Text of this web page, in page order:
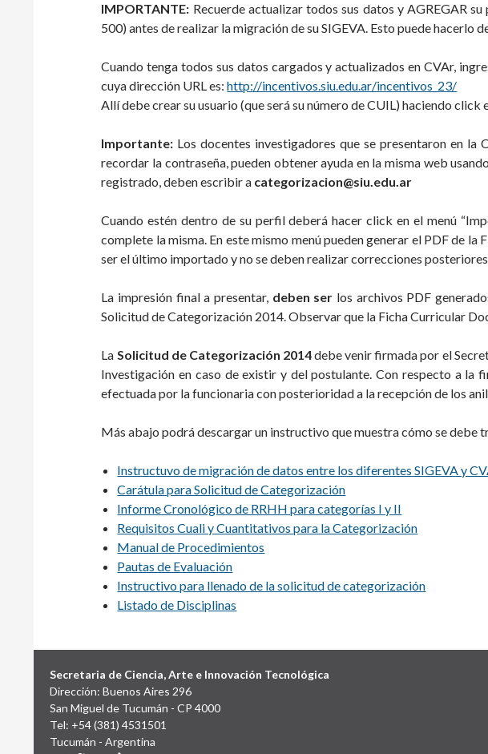
IMPORTANTE: Recuerde actualizar todos sus datos y AGREGAR
500) antes de realizar la migración de su SIGEVA. Esto puede
Cuando tenga todos sus datos cargados y actualizados en CVAr,
cuya dirección URL es:http://incentivos.siu.edu.ar/incentivos_23/
Allí debe crear su usuario (que será su número de CUIL) haciendo
Importante: Los docentes investigadores que se presentaron en
recordar la contraseña, pueden obtener ayuda en la misma web
registrado, deben escribir a categorizacion@siu.edu.ar
Cuando estén dentro de su perfil deberá hacer click en el menú
complete la misma. En este mismo menú pueden generar el PDF de
ser el último importado y no se deben realizar correcciones
La impresión final a presentar, deben ser los archivos PDF
Solicitud de Categorización 2014. Observar que la Ficha Curricular
La Solicitud de Categorización 2014debe venir firmada por el
Investigación en caso de existir y del postulante. Con respecto a la
efectuada por la funcionaria con posterioridad a la recepción de los
Más abajo podrá descargar un instructivo que muestra cómo se
Instructuvo de migración de datos entre los diferentes SIGEVA y
Carátula para Solicitud de Categorización
Informe Cronológico de RRHH para categorías I y II
Requisitos Cuali y Cuantitativos para la Categorización
Manual de Procedimientos
Pautas de Evaluación
Instructivo para llenado de la solicitud de categorización
Listado de Disciplinas
Secretaria de Ciencia, Arte e Innovación Tecnológica
Dirección: Buenos Aires 296
San Miguel de Tucumán - CP 4000
Tel: +54 (381) 4531501
Tucumán - Argentina